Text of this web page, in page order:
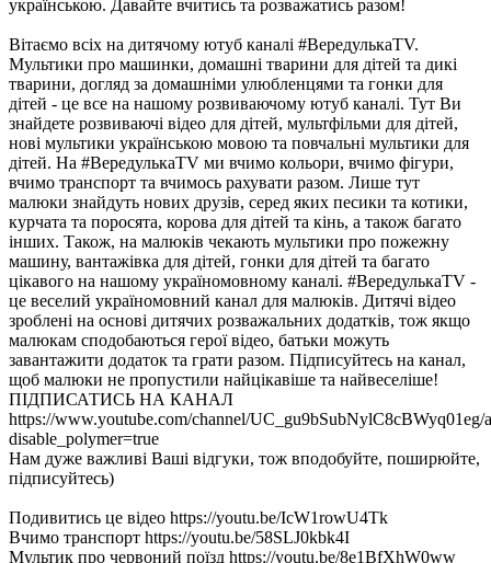
українською. Давайте вчитись та розважатись разом!
Вітаємо всіх на дитячому ютуб каналі #ВередулькаТV.
Мультики про машинки, домашні тварини для дітей та дикі
тварини, догляд за домашніми улюбленцями та гонки для
дітей - це все на нашому розвиваючому ютуб каналі. Тут Ви
знайдете розвиваючі відео для дітей, мультфільми для дітей,
нові мультики українською мовою та повчальні мультики для
дітей. На #ВередулькаТV ми вчимо кольори, вчимо фігури,
вчимо транспорт та вчимось рахувати разом. Лише тут
малюки знайдуть нових друзів, серед яких песики та котики,
курчата та поросята, корова для дітей та кінь, а також багато
інших. Також, на малюків чекають мультики про пожежну
машину, вантажівка для дітей, гонки для дітей та багато
цікавого на нашому україномовному каналі. #ВередулькаТV -
це веселий україномовний канал для малюків. Дитячі відео
зроблені на основі дитячих розважальних додатків, тож якщо
малюкам сподобаються герої відео, батьки можуть
завантажити додаток та грати разом. Підписуйтесь на канал,
щоб малюки не пропустили найцікавіше та найвеселіше!
ПІДПИСАТИСЬ НА КАНАЛ
https://www.youtube.com/channel/UC_gu9bSubNylC8cBWyq01eg/
disable_polymer=true
Нам дуже важливі Ваші відгуки, тож вподобуйте, поширюйте,
підписуйтесь)
Подивитись це відео https://youtu.be/IcW1rowU4Tk
Вчимо транспорт https://youtu.be/58SLJ0kbk4I
Мультик про червоний поїзд https://youtu.be/8e1BfXhW0ww